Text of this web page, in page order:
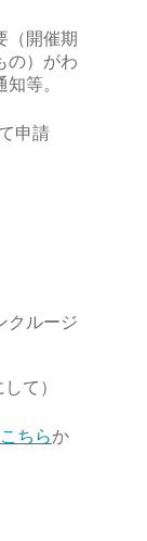
（開催期
の）がわ
等。
申請
クルージ
て）
こちらか